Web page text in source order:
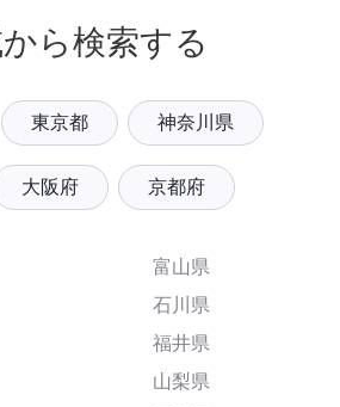
ら検索する
東京都 神奈川県
大阪府 京都府
富山県
石川県
福井県
山梨県